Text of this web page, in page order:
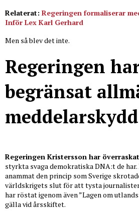
Relaterat: Regeringen formaliserar
Inför Lex Karl Gerhard
Men så blev det inte.
Regeringen
begränsat
meddelarskydd
Regeringen Kristersson har överraskat
styrkta svaga demokratiska DNA:t de har.
anammat den princip som Sverige
världskrigets slut för att tysta
har röstat igenom även ”Lagen om
gälla vid årsskiftet.